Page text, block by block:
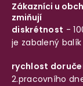
Zákazníci u
zmiňují
diskrétnost -
je zabalený
rychlost
2.pracovního